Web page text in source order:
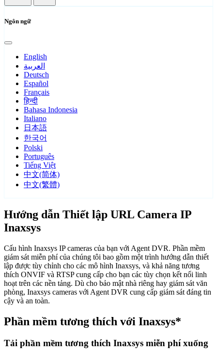
Ngôn ngữ
English
العربية
Deutsch
Español
Français
हिन्दी
Bahasa Indonesia
Italiano
日本語
한국어
Polski
Português
Tiếng Việt
中文(简体)
中文(繁體)
Hướng dẫn Thiết lập URL Camera IP
Inaxsys
Cấu hình Inaxsys IP cameras của bạn với Agent DVR. Phần mềm
giám sát miễn phí của chúng tôi bao gồm một trình hướng dẫn thiết
lập được tùy chỉnh cho các mô hình Inaxsys, và khả năng tương
thích ONVIF và RTSP cung cấp cho bạn các tùy chọn kết nối linh
hoạt trên các nền tảng. Dù cho bảo mật nhà riêng hay giám sát văn
phòng, Inaxsys cameras với Agent DVR cung cấp giám sát đáng tin
cậy và an toàn.
Phần mềm tương thích với Inaxsys*
Tải phần mềm tương thích Inaxsys miễn phí xuống